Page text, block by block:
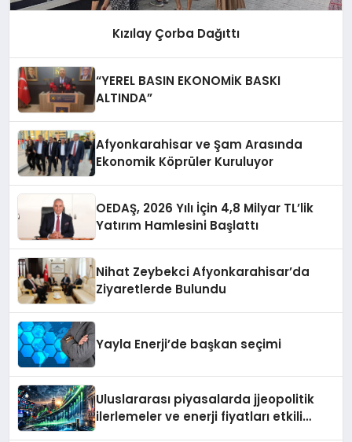
Kızılay Çorba Dağıttı
“YEREL BASIN EKONOMİK BASKI
ALTINDA”
Afyonkarahisar ve Şam Arasında
Ekonomik Köprüler Kuruluyor
OEDAŞ, 2026 Yılı İçin 4,8 Milyar TL’lik
Yatırım Hamlesini Başlattı
Nihat Zeybekci Afyonkarahisar’da
Ziyaretlerde Bulundu
Yayla Enerji’de başkan seçimi
Uluslararası piyasalarda jjeopolitik
ilerlemeler ve enerji fiyatları etkili